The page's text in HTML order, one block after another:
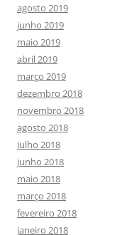
agosto 2019
junho 2019
maio 2019
abril 2019
março 2019
dezembro 2018
novembro 2018
agosto 2018
julho 2018
junho 2018
maio 2018
março 2018
fevereiro 2018
janeiro 2018